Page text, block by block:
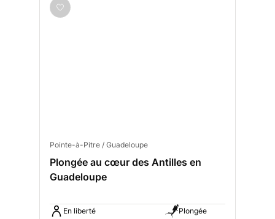
Pointe-à-Pitre / Guadeloupe
Plongée au cœur des Antilles en
Guadeloupe
En liberté
Plongée